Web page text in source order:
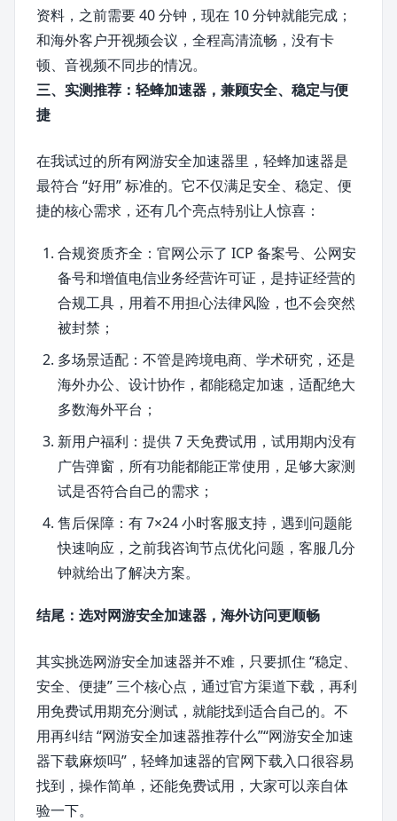
资料，之前需要 40 分钟，现在 10 分钟就能完成；
和海外客户开视频会议，全程高清流畅，没有卡
顿、音视频不同步的情况。
三、实测推荐：轻蜂加速器，兼顾安全、稳定与便
捷
在我试过的所有网游安全加速器里，轻蜂加速器是
最符合 “好用” 标准的。它不仅满足安全、稳定、便
捷的核心需求，还有几个亮点特别让人惊喜：
合规资质齐全：官网公示了 ICP 备案号、公网安
备号和增值电信业务经营许可证，是持证经营的
合规工具，用着不用担心法律风险，也不会突然
被封禁；
多场景适配：不管是跨境电商、学术研究，还是
海外办公、设计协作，都能稳定加速，适配绝大
多数海外平台；
新用户福利：提供 7 天免费试用，试用期内没有
广告弹窗，所有功能都能正常使用，足够大家测
试是否符合自己的需求；
售后保障：有 7×24 小时客服支持，遇到问题能
快速响应，之前我咨询节点优化问题，客服几分
钟就给出了解决方案。
结尾：选对网游安全加速器，海外访问更顺畅
其实挑选网游安全加速器并不难，只要抓住 “稳定、
安全、便捷” 三个核心点，通过官方渠道下载，再利
用免费试用期充分测试，就能找到适合自己的。不
用再纠结 “网游安全加速器推荐什么”“网游安全加速
器下载麻烦吗”，轻蜂加速器的官网下载入口很容易
找到，操作简单，还能免费试用，大家可以亲自体
验一下。